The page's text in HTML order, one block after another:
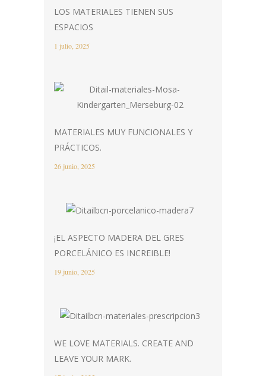
LOS MATERIALES TIENEN SUS
ESPACIOS
1 julio, 2025
MATERIALES MUY FUNCIONALES Y
PRÁCTICOS.
26 junio, 2025
¡EL ASPECTO MADERA DEL GRES
PORCELÁNICO ES INCREIBLE!
19 junio, 2025
WE LOVE MATERIALS. CREATE AND
LEAVE YOUR MARK.